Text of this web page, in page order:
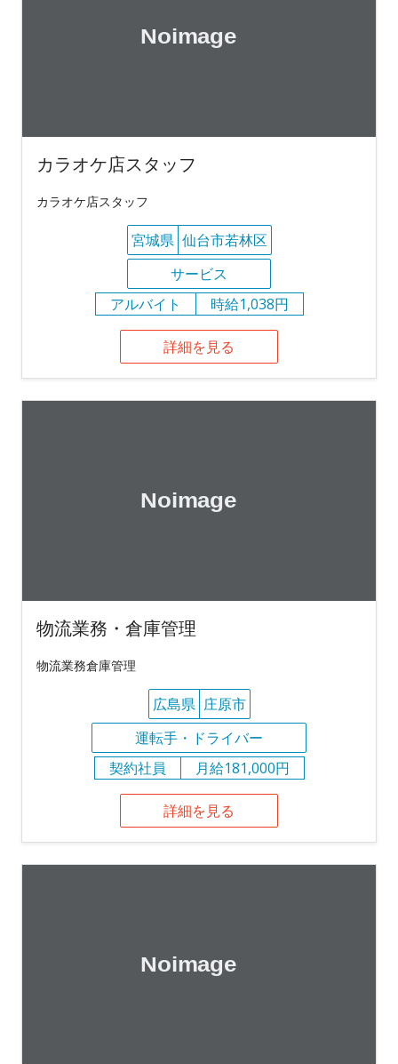
カラオケ店スタッフ
カラオケ店スタッフ
宮城県 仙台市若林区
サービス
アルバイト
時給1,038円
詳細を見る
物流業務・倉庫管理
物流業務倉庫管理
広島県 庄原市
運転手・ドライバー
契約社員
月給181,000円
詳細を見る